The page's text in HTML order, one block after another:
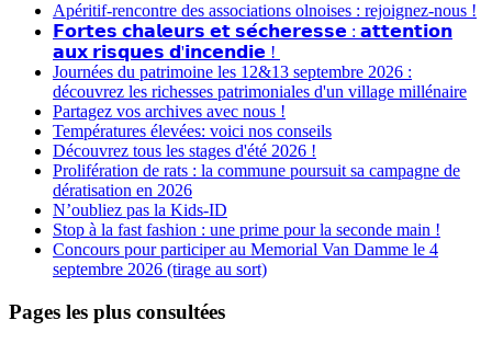
Apéritif-rencontre des associations olnoises : rejoignez-nous !
𝗙𝗼𝗿𝘁𝗲𝘀 𝗰𝗵𝗮𝗹𝗲𝘂𝗿𝘀 𝗲𝘁 𝘀𝗲́𝗰𝗵𝗲𝗿𝗲𝘀𝘀𝗲 : 𝗮𝘁𝘁𝗲𝗻𝘁𝗶𝗼𝗻
𝗮𝘂𝘅 𝗿𝗶𝘀𝗾𝘂𝗲𝘀 𝗱'𝗶𝗻𝗰𝗲𝗻𝗱𝗶𝗲 !
Journées du patrimoine les 12&13 septembre 2026 :
découvrez les richesses patrimoniales d'un village millénaire
Partagez vos archives avec nous !
Températures élevées: voici nos conseils
Découvrez tous les stages d'été 2026 !
Prolifération de rats : la commune poursuit sa campagne de
dératisation en 2026
N’oubliez pas la Kids-ID
Stop à la fast fashion : une prime pour la seconde main !
Concours pour participer au Memorial Van Damme le 4
septembre 2026 (tirage au sort)
Pages les plus consultées